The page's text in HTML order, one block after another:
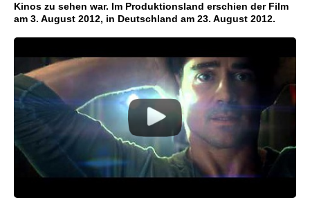
Kinos zu sehen war. Im Produktionsland erschien der Film
am 3. August 2012, in Deutschland am 23. August 2012.